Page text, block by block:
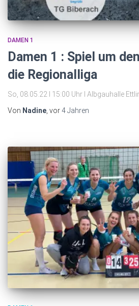
DAMEN 1
Damen 1 : Spiel um
die Regionalliga
So, 08.05.22 I 15:00 Uhr I Albgauhalle
Von Nadine , vor4 Jahren